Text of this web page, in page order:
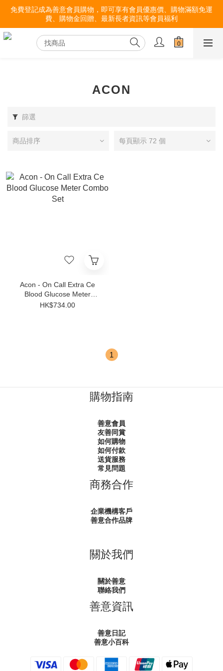
免費登記成為善意會員購物，即可享有會員優惠價、購物滿額免運
費、購物金回贈、最新長者資訊等會員福利
ACON
篩選
商品排序 每頁顯示 72 個
Acon - On Call Extra Ce
Blood Glucose Meter
Combo Set
HK$734.00
1
購物指南
善意會員
友善同賞
如何購物
如何付款
送貨服務
常見問題
商務合作
企業機構客戶
善意合作品牌
關於我們
關於善意
聯絡我們
善意資訊
善意日記
善意小百科